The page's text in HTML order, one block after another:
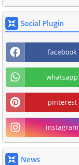
Social Plugin
facebook
whatsapp
pinterest
instagram
News